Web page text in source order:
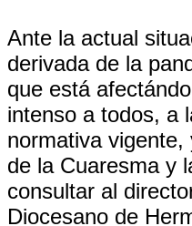
Ante la actual
derivada de la
que está
intenso a todos, a
normativa
de la Cuaresma y
consultar al
Diocesano de